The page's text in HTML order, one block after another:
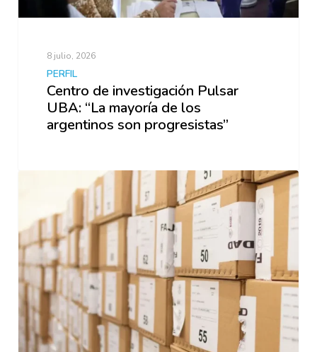
8 julio, 2026
PERFIL
Centro de investigación Pulsar
UBA: “La mayoría de los
argentinos son progresistas”